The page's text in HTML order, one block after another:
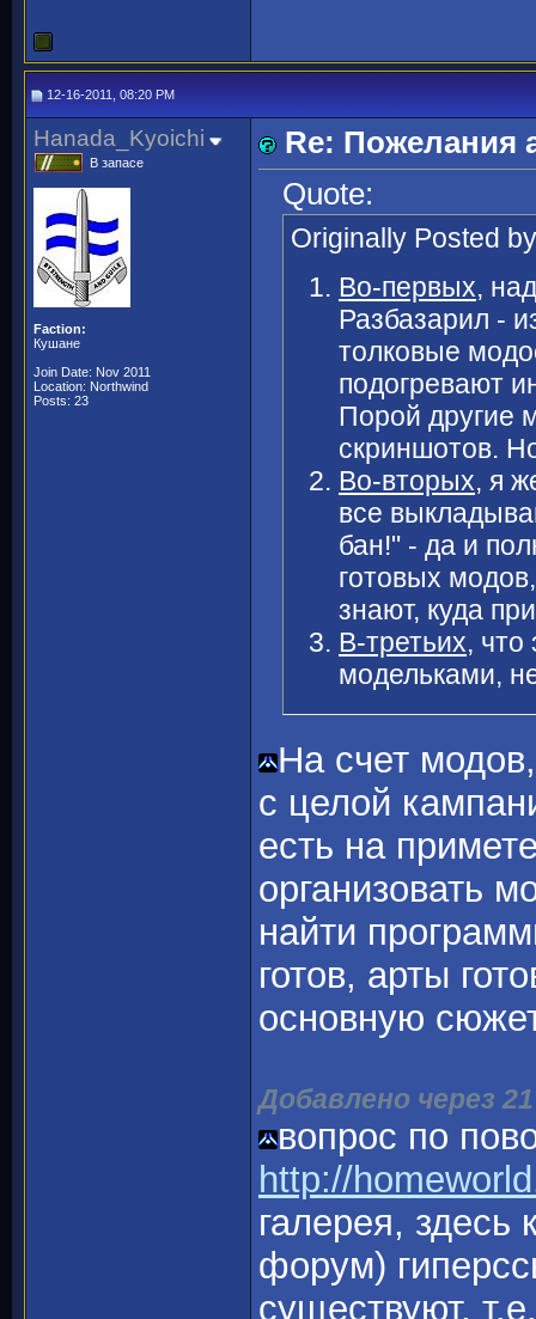
12-16-2011, 08:20 PM
Hanada_Kyoichi
В запасе
Faction:
Кушане
Join Date: Nov 2011
Location: Northwind
Posts: 23
Re: Пожелания
Quote:
Originally Posted
Во-первых,
Разбазарил -
толковые
подогревают
Порой другие
скриншотов.
Во-вторых, я
все
бан!" - да и
готовых
знают, куда
В-третьих,
модельками,
На счет
с целой
есть на
организовать
найти
готов, арты
основную
Добавлено через
вопрос по
http://
галерея,
форум)
существуют,